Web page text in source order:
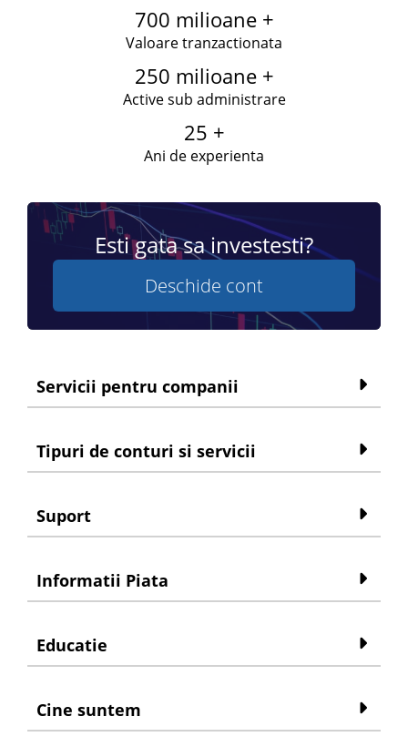
700 milioane +
Valoare tranzactionata
250 milioane +
Active sub administrare
25 +
Ani de experienta
Esti gata sa investesti?
Deschide cont
Servicii pentru companii
Tipuri de conturi si servicii
Suport
Informatii Piata
Educatie
Cine suntem